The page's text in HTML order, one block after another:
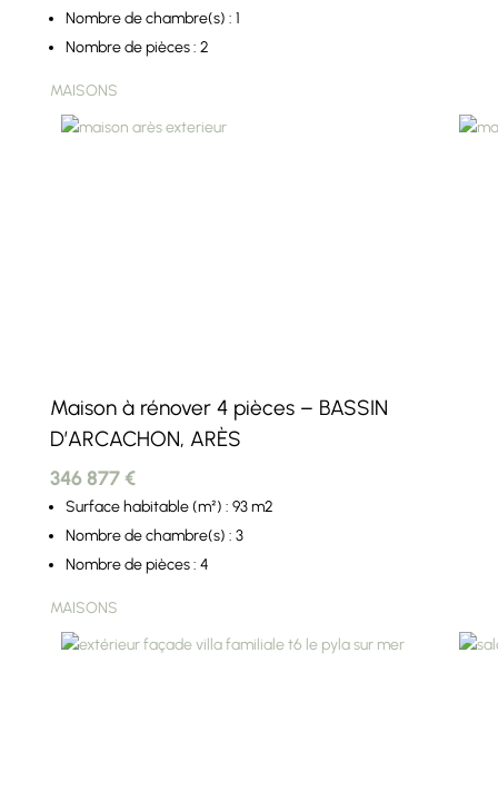
Nombre de chambre(s) : 1
Nombre de pièces : 2
MAISONS
Maison à rénover 4 pièces – BASSIN
D’ARCACHON, ARÈS
346 877 €
Surface habitable (m²) : 93 m2
Nombre de chambre(s) : 3
Nombre de pièces : 4
MAISONS